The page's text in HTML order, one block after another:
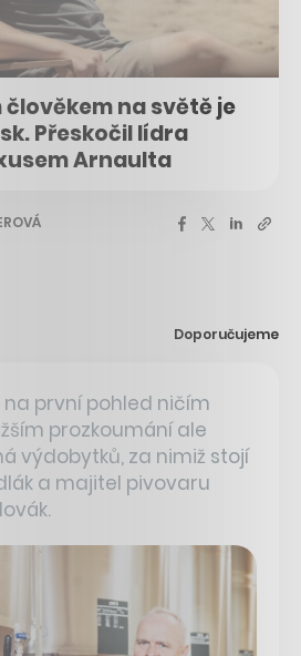
na světě je
Přeskočil lídra
Arnaulta
Doporučujeme
první pohled ničím
prozkoumání ale
výdobytků, za nimiž stojí
a majitel pivovaru